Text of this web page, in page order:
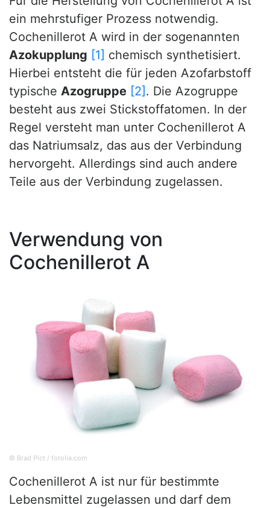
ein mehrstufiger Prozess notwendig.
Cochenillerot A wird in der sogenannten
Azokupplung [1] chemisch synthetisiert.
Hierbei entsteht die für jeden Azofarbstoff
typische Azogruppe [2]. Die Azogruppe
besteht aus zwei Stickstoffatomen. In der
Regel versteht man unter Cochenillerot A
das Natriumsalz, das aus der Verbindung
hervorgeht. Allerdings sind auch andere
Teile aus der Verbindung zugelassen.
Verwendung von
Cochenillerot A
© Brad Pict / fotolia.com
Cochenillerot A ist nur für bestimmte
Lebensmittel zugelassen und darf dem